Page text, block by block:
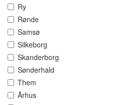
Ry
Rønde
Samsø
Silkeborg
Skanderborg
Sønderhald
Them
Århus